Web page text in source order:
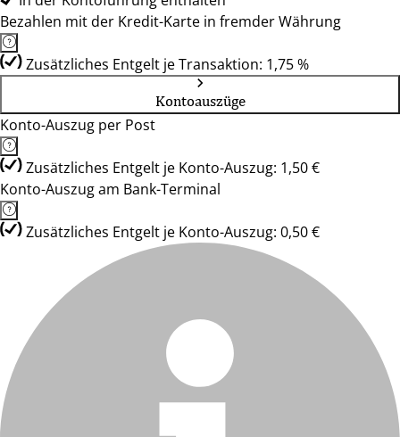
Bezahlen mit der Kredit-Karte in fremder Währung
Zusätzliches Entgelt je Transaktion: 1,75 %
Kontoauszüge
Konto-Auszug per Post
Zusätzliches Entgelt je Konto-Auszug: 1,50 €
Konto-Auszug am Bank-Terminal
Zusätzliches Entgelt je Konto-Auszug: 0,50 €